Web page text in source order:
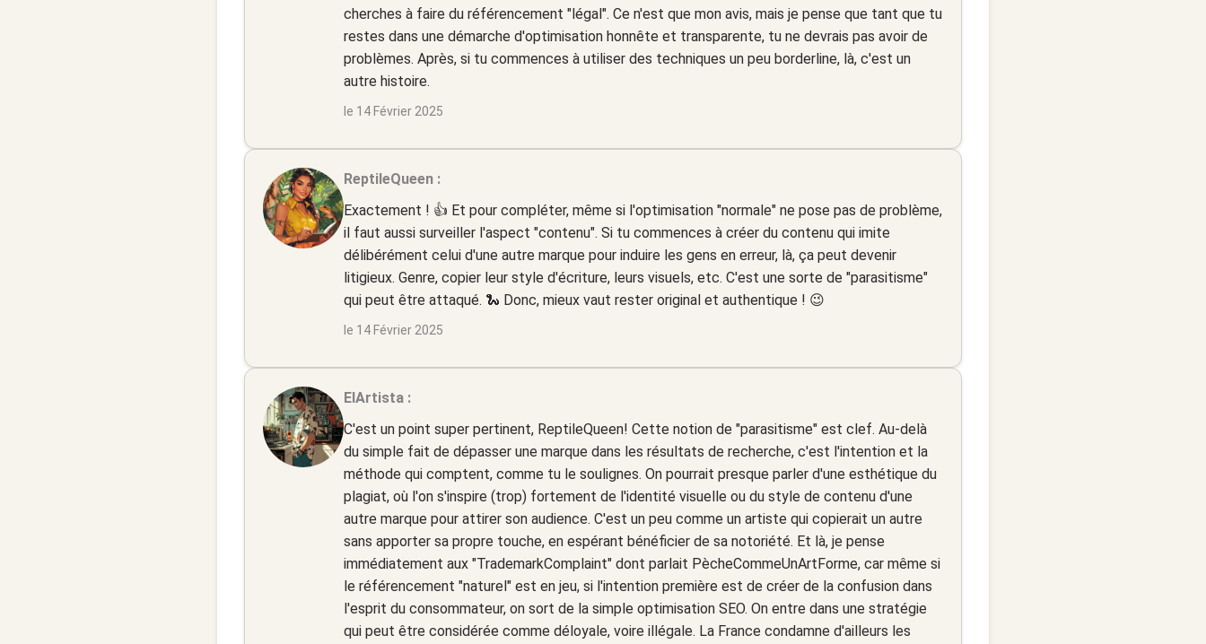
cherches à faire du référencement "légal". Ce n'est que mon avis, mais je pense que tant que tu
restes dans une démarche d'optimisation honnête et transparente, tu ne devrais pas avoir de
problèmes. Après, si tu commences à utiliser des techniques un peu borderline, là, c'est un
autre histoire.
le 14 Février 2025
ReptileQueen :
Exactement ! 👍 Et pour compléter, même si l'optimisation "normale" ne pose pas de problème,
il faut aussi surveiller l'aspect "contenu". Si tu commences à créer du contenu qui imite
délibérément celui d'une autre marque pour induire les gens en erreur, là, ça peut devenir
litigieux. Genre, copier leur style d'écriture, leurs visuels, etc. C'est une sorte de "parasitisme"
qui peut être attaqué. 🐍 Donc, mieux vaut rester original et authentique ! 😉
le 14 Février 2025
ElArtista :
C'est un point super pertinent, ReptileQueen! Cette notion de "parasitisme" est clef. Au-delà
du simple fait de dépasser une marque dans les résultats de recherche, c'est l'intention et la
méthode qui comptent, comme tu le soulignes. On pourrait presque parler d'une esthétique du
plagiat, où l'on s'inspire (trop) fortement de l'identité visuelle ou du style de contenu d'une
autre marque pour attirer son audience. C'est un peu comme un artiste qui copierait un autre
sans apporter sa propre touche, en espérant bénéficier de sa notoriété. Et là, je pense
immédiatement aux "TrademarkComplaint" dont parlait PècheCommeUnArtForme, car même si
le référencement "naturel" est en jeu, si l'intention première est de créer de la confusion dans
l'esprit du consommateur, on sort de la simple optimisation SEO. On entre dans une stratégie
qui peut être considérée comme déloyale, voire illégale. La France condamne d'ailleurs les